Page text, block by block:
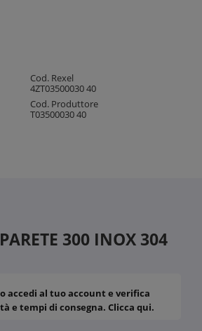
Cod. Rexel
4ZT03500030 40
Cod. Produttore
T03500030 40
300 INOX 304
accedi al tuo account e verifica
e tempi di consegna. Clicca qui.